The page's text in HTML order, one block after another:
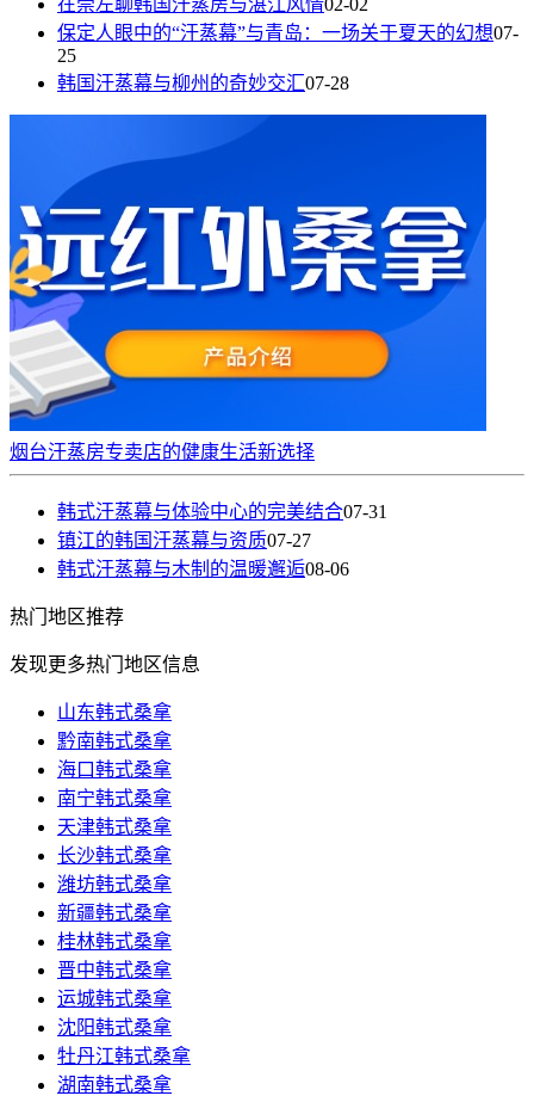
在崇左聊韩国汗蒸房与湛江风情02-02
保定人眼中的“汗蒸幕”与青岛：一场关于夏天的幻想07-
25
韩国汗蒸幕与柳州的奇妙交汇07-28
烟台汗蒸房专卖店的健康生活新选择
韩式汗蒸幕与体验中心的完美结合07-31
镇江的韩国汗蒸幕与资质07-27
韩式汗蒸幕与木制的温暖邂逅08-06
热门 地区推荐
发现更多热门地区信息
山东韩式桑拿
黔南韩式桑拿
海口韩式桑拿
南宁韩式桑拿
天津韩式桑拿
长沙韩式桑拿
潍坊韩式桑拿
新疆韩式桑拿
桂林韩式桑拿
晋中韩式桑拿
运城韩式桑拿
沈阳韩式桑拿
牡丹江韩式桑拿
湖南韩式桑拿